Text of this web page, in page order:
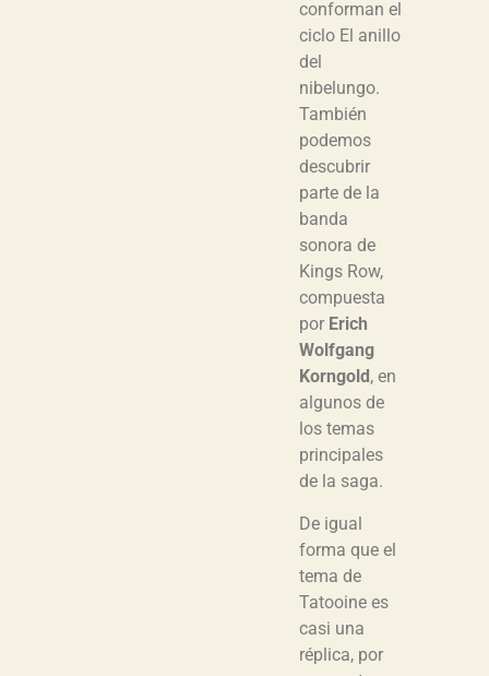
conforman el
ciclo El anillo
del
nibelungo.
También
podemos
descubrir
parte de la
banda
sonora de
Kings Row,
compuesta
por Erich
Wolfgang
Korngold , en
algunos de
los temas
principales
de la saga.
De igual
forma que el
tema de
Tatooine es
casi una
réplica, por